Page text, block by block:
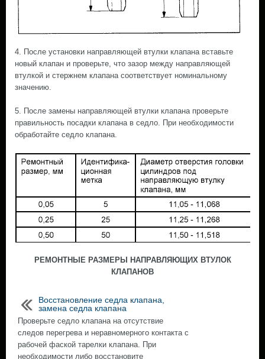
4. После установки направляющей втулки клапана вставьте
новый клапан и проверьте, что зазор между направляющей
втулкой и стержнем клапана соответствует номинальному
значению.
5. После замены направляющей втулки клапана проверьте
правильность посадки клапана в седло. При необходимости
обработайте седло клапана.
РЕМОНТНЫЕ РАЗМЕРЫ НАПРАВЛЯЮЩИХ ВТУЛОК
КЛАПАНОВ
Восстановление седла клапана,
замена седла клапана
Проверьте седло клапана на отсутствие
следов перегрева и неравномерного контакта с
рабочей фаской тарелки клапана. При
необходимости либо восстановите